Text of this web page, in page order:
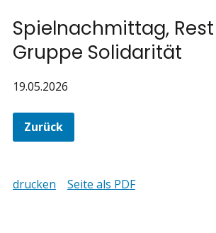
Spielnachmittag, Rest
Gruppe Solidarität
19.05.2026
Zurück
drucken Seite als PDF